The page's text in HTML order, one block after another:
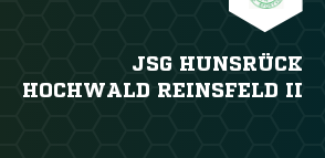
JSG HUNSRÜCK
HOCHWALD REINSFELD II